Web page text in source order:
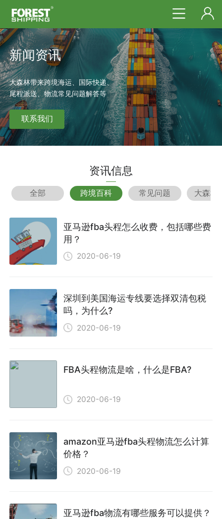
新闻资讯
大森林带来跨境海运、国际快递、
尾程派送、物流常见问题解答等
联系我们
资讯信息
全部 跨境百科 常见问题 大森林
亚马逊fba头程怎么收费，包括哪些费
用？
2020-06-19
深圳到美国海运专线要选择双清包税
吗，为什么?
2020-06-19
FBA头程物流是啥，什么是FBA?
2020-06-19
amazon亚马逊fba头程物流怎么计算
价格？
2020-06-19
亚马逊fba物流有哪些服务可以提供？